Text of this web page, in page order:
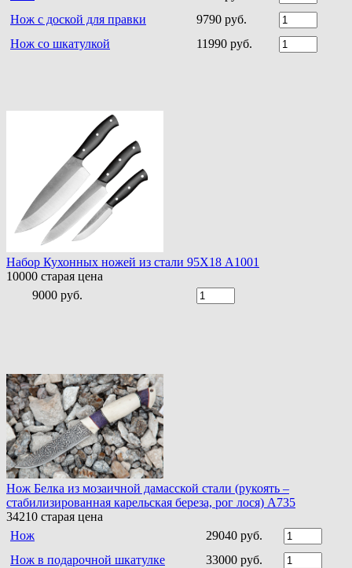
Нож с доской для правки
9790 руб.
Нож со шкатулкой
11990 руб.
Набор Кухонных ножей из стали 95Х18 A1001
10000 старая цена
9000 руб.
Нож Белка из мозаичной дамасской стали (рукоять –
стабилизированная карельская береза, рог лося) A735
34210 старая цена
Нож
29040 руб.
Нож в подарочной шкатулке
33000 руб.